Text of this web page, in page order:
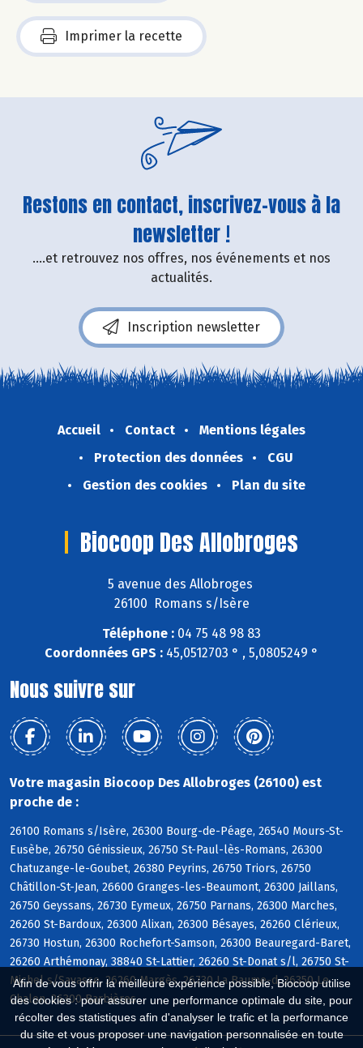
Afin de vous offrir la meilleure expérience possible, Biocoop utilise
des cookies : pour assurer une performance optimale du site, pour
récolter des statistiques afin d'analyser le trafic et la performance
du site et vous proposer une navigation personnalisée en toute
Imprimer la recette
Restons en contact, inscrivez-vous à la
newsletter !
....et retrouvez nos offres, nos événements et nos
actualités.
Inscription newsletter
Accueil Contact
Mentions légales
Protection des données
CGU
Gestion des cookies
Plan du site
Biocoop Des Allobroges
5 avenue des Allobroges
26100 Romans s/Isère
Téléphone : 04 75 48 98 83
Coordonnées GPS : 45,0512703 ° , 5,0805249 °
Nous suivre sur
Votre magasin Biocoop Des Allobroges (26100) est
proche de :
26100 Romans s/Isère, 26300 Bourg-de-Péage, 26540 Mours-St-
Eusèbe, 26750 Génissieux, 26750 St-Paul-lès-Romans, 26300
Chatuzange-le-Goubet, 26380 Peyrins, 26750 Triors, 26750
Châtillon-St-Jean, 26600 Granges-les-Beaumont, 26300 Jaillans,
26750 Geyssans, 26730 Eymeux, 26750 Parnans, 26300 Marches,
26260 St-Bardoux, 26300 Alixan, 26300 Bésayes, 26260 Clérieux,
26730 Hostun, 26300 Rochefort-Samson, 26300 Beauregard-Baret,
26260 Arthémonay, 38840 St-Lattier, 26260 St-Donat s/l, 26750 St-
Michel s/Savasse, 26260 Margès, 26730 La Baume-d, 26350 Le
Chalon, 26300 Barbières